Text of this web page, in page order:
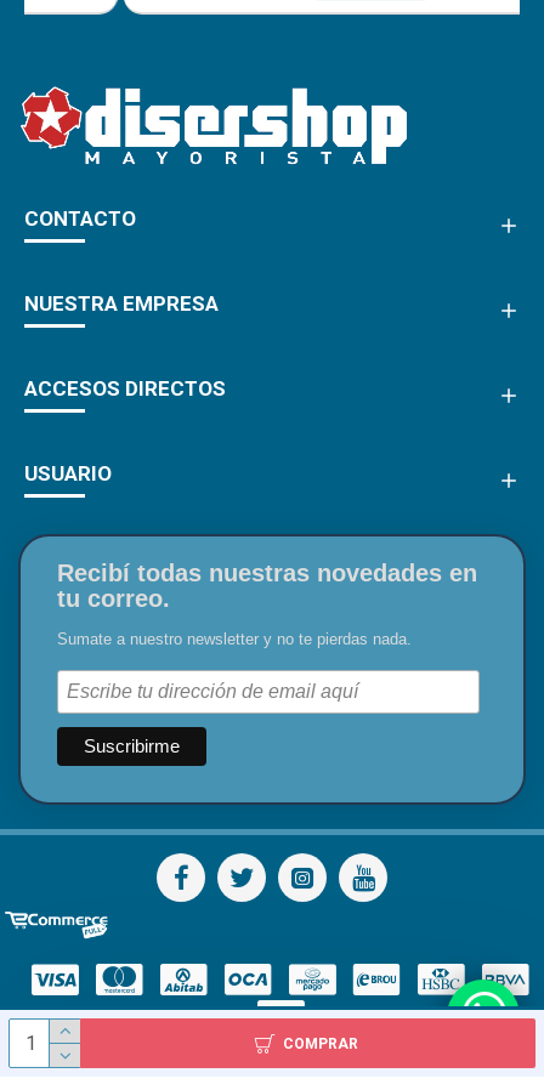
COMPRAR
CONTACTO
NUESTRA EMPRESA
ACCESOS DIRECTOS
USUARIO
Recibí todas nuestras novedades en
tu correo.
Sumate a nuestro newsletter y no te pierdas nada.
Todos los derechos reservados - Diser S.A.S. 1978 - 2024 / Inca 2227, Montevideo, Uruguay / Tel: